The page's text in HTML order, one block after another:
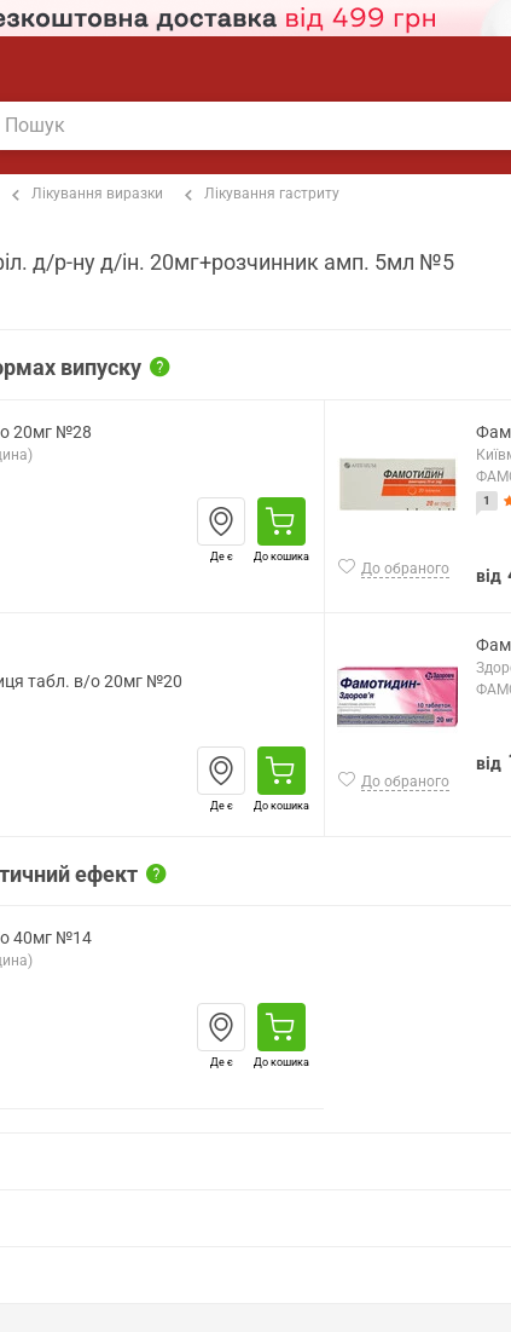
Лікування виразки Лікування гастриту
д/р-ну д/ін. 20мг+розчинник амп. 5мл №5
випуску
20мг №28
Де є До кошика
До обраного
1
від
табл. в/о 20мг №20
Де є До кошика
До обраного
від
ефект
40мг №14
Де є До кошика